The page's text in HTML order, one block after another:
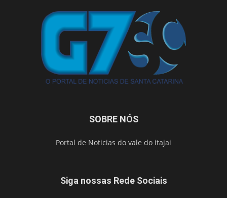
SOBRE NÓS
Portal de Noticias do vale do itajai
Siga nossas Rede Sociais